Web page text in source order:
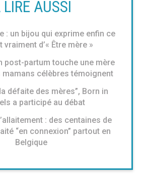
AUSSI
: un bijou qui exprime enfin ce
vraiment d’« Être mère »
post-partum touche une mère
mamans célèbres témoignent
défaite des mères”, Born in
a participé au débat
: des centaines de
“en connexion” partout en
Belgique